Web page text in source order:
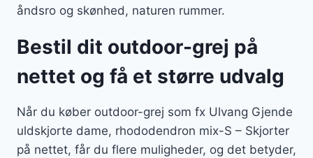
åndsro og skønhed, naturen rummer.
Bestil dit outdoor-grej på
nettet og få et større udvalg
Når du køber outdoor-grej som fx Ulvang Gjende
uldskjorte dame, rhododendron mix-S – Skjorter
på nettet, får du flere muligheder, og det betyder,